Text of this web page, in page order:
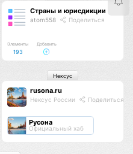
Страны и юрисдикции
atom558 Поделиться
Элементы
193
Добавить
rusona.ru
Нексус России Поделиться
Русона
Официальный хаб
Нексус